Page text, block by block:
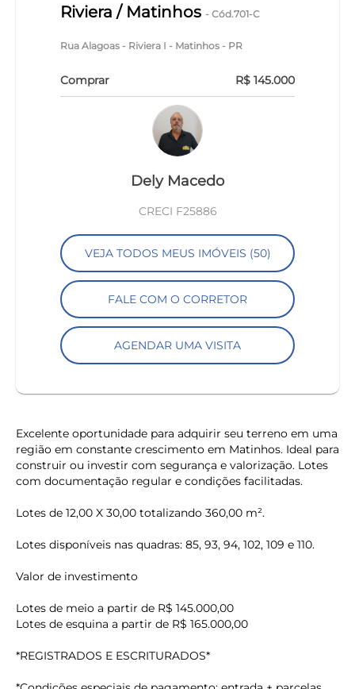
Riviera / Matinhos- Cód.701-C
Rua Alagoas - Riviera I - Matinhos - PR
Comprar R$ 145.000
Dely Macedo
CRECI F25886
VEJA TODOS MEUS IMÓVEIS (50)
FALE COM O CORRETOR
AGENDAR UMA VISITA
Excelente oportunidade para adquirir seu terreno em uma
região em constante crescimento em Matinhos. Ideal para
construir ou investir com segurança e valorização. Lotes
com documentação regular e condições facilitadas.
Lotes de 12,00 X 30,00 totalizando 360,00 m².
Lotes disponíveis nas quadras: 85, 93, 94, 102, 109 e 110.
Valor de investimento
Lotes de meio a partir de R$ 145.000,00
Lotes de esquina a partir de R$ 165.000,00
*REGISTRADOS E ESCRITURADOS*